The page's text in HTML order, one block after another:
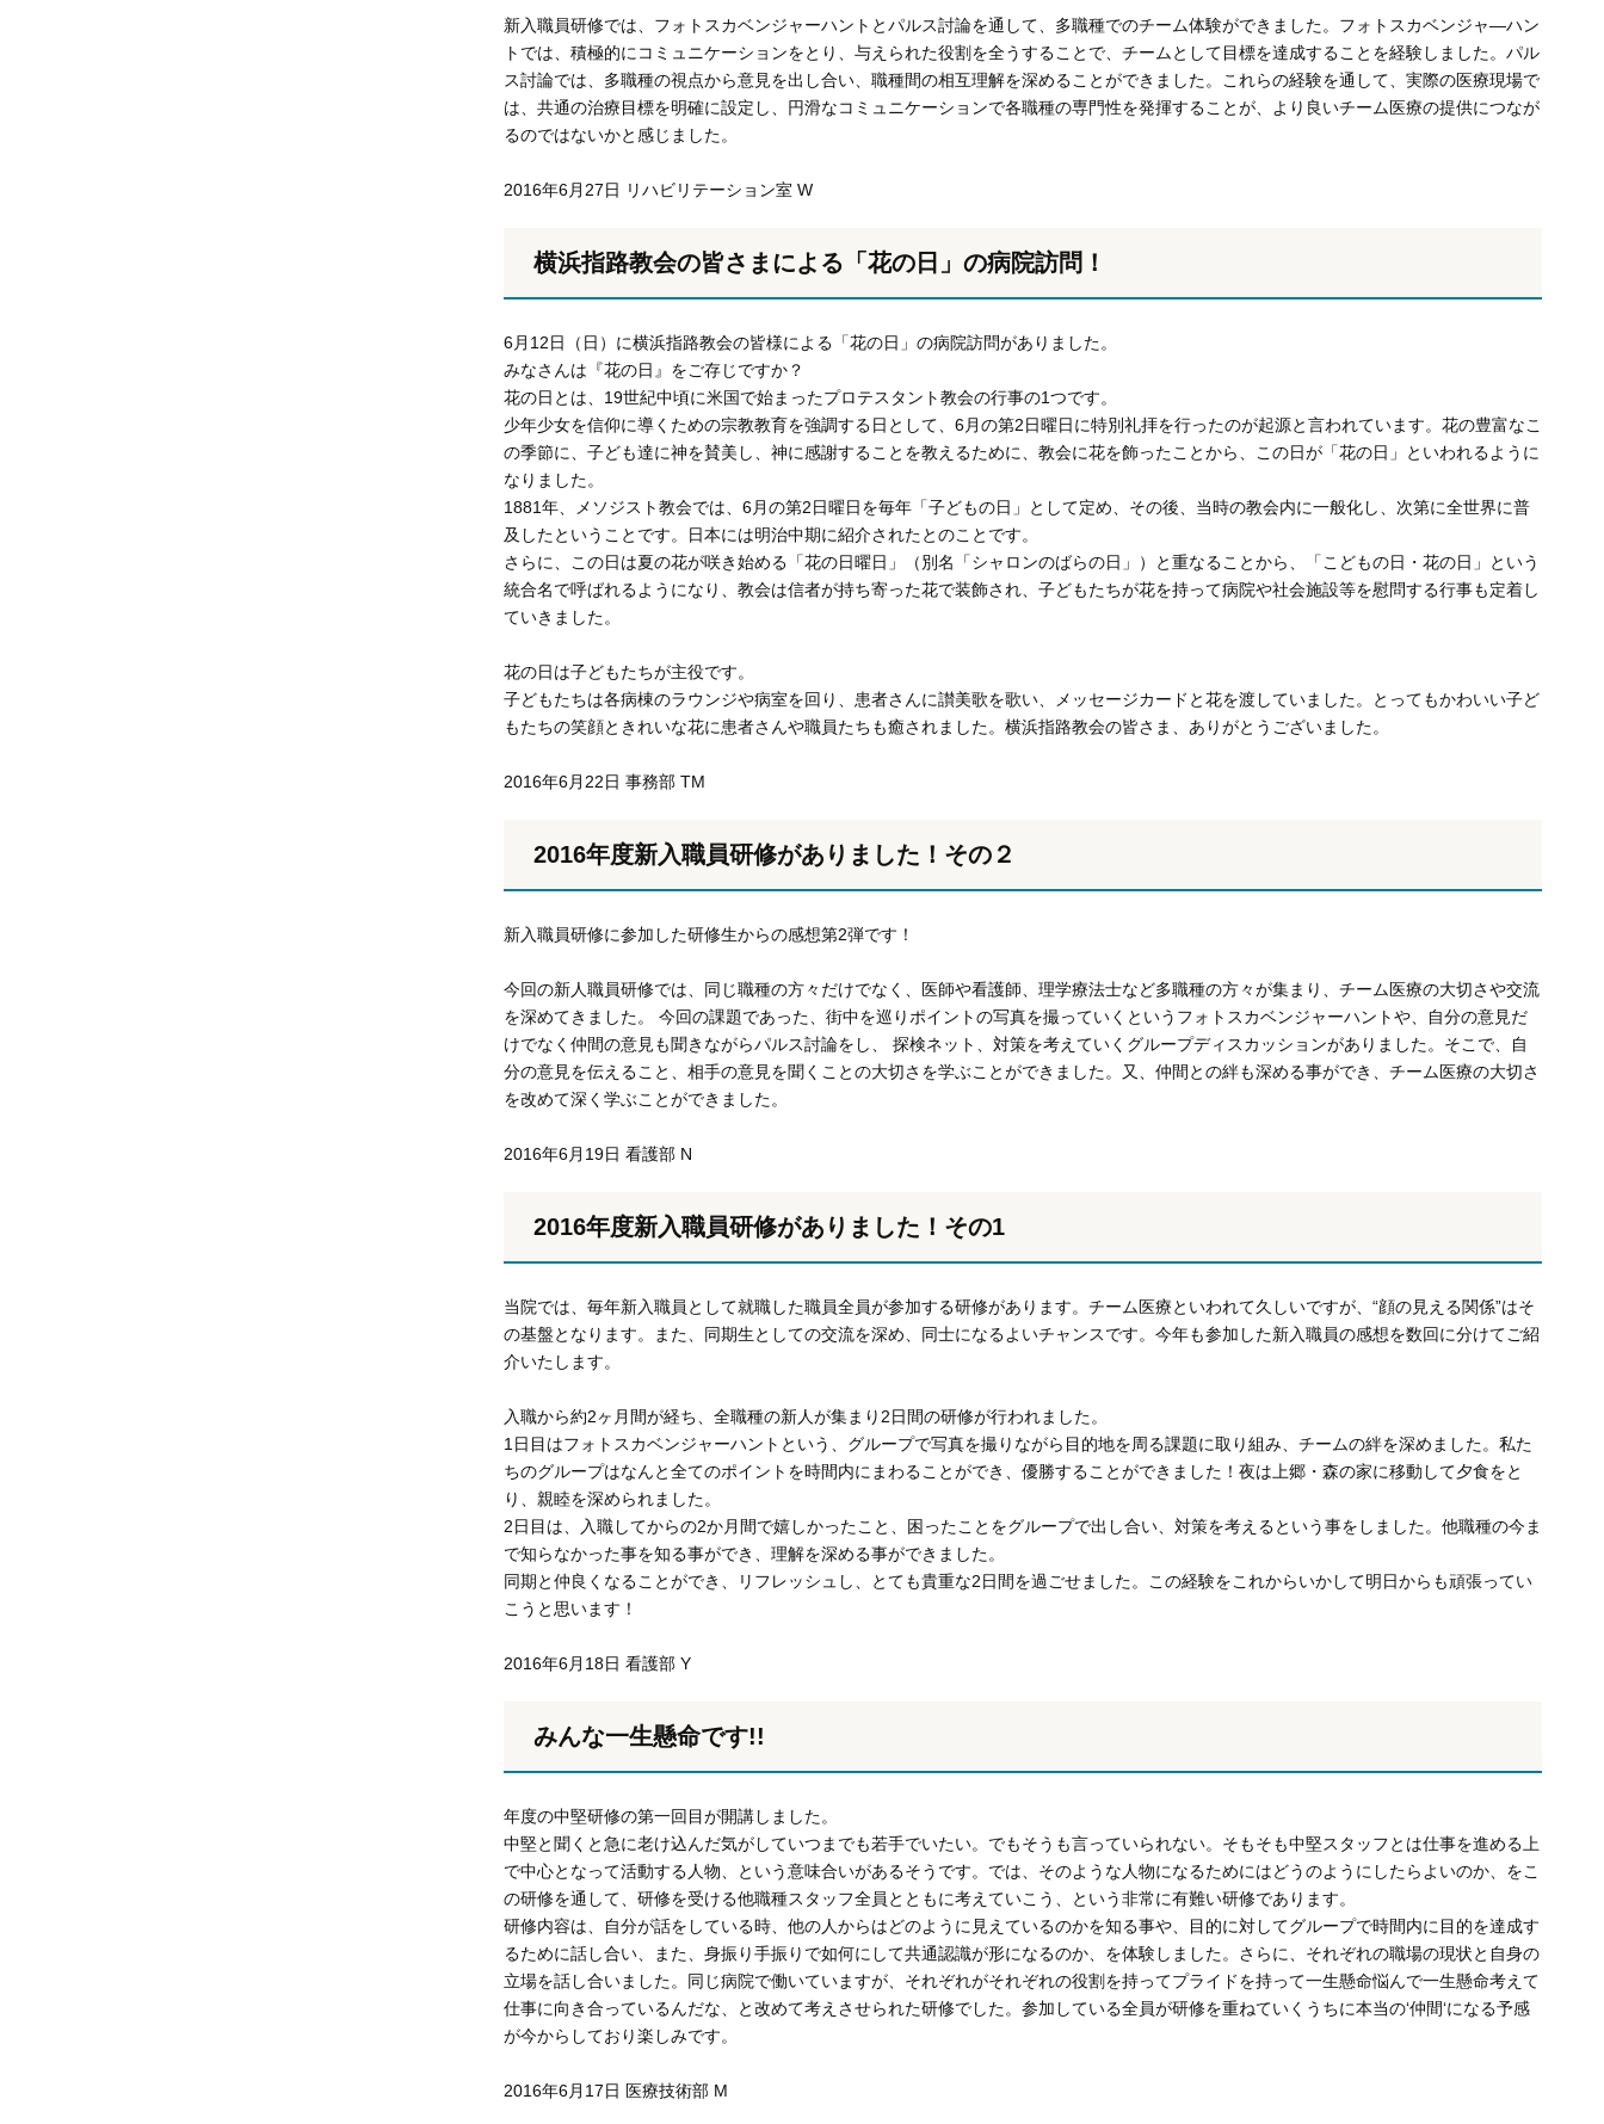
新入職員研修では、フォトスカベンジャーハントとパルス討論を通して、多職種でのチーム体験ができました。フォトスカベンジャ―ハン
トでは、積極的にコミュニケーションをとり、与えられた役割を全うすることで、チームとして目標を達成することを経験しました。パル
ス討論では、多職種の視点から意見を出し合い、職種間の相互理解を深めることができました。これらの経験を通して、実際の医療現場で
は、共通の治療目標を明確に設定し、円滑なコミュニケーションで各職種の専門性を発揮することが、より良いチーム医療の提供につなが
るのではないかと感じました。
2016年6月27日 リハビリテーション室 W
横浜指路教会の皆さまによる「花の日」の病院訪問！
6月12日（日）に横浜指路教会の皆様による「花の日」の病院訪問がありました。
みなさんは『花の日』をご存じですか？
花の日とは、19世紀中頃に米国で始まったプロテスタント教会の行事の1つです。
少年少女を信仰に導くための宗教教育を強調する日として、6月の第2日曜日に特別礼拝を行ったのが起源と言われています。花の豊富なこ
の季節に、子ども達に神を賛美し、神に感謝することを教えるために、教会に花を飾ったことから、この日が「花の日」といわれるように
なりました。
1881年、メソジスト教会では、6月の第2日曜日を毎年「子どもの日」として定め、その後、当時の教会内に一般化し、次第に全世界に普
及したということです。日本には明治中期に紹介されたとのことです。
さらに、この日は夏の花が咲き始める「花の日曜日」（別名「シャロンのばらの日」）と重なることから、「こどもの日・花の日」という
統合名で呼ばれるようになり、教会は信者が持ち寄った花で装飾され、子どもたちが花を持って病院や社会施設等を慰問する行事も定着し
ていきました。
花の日は子どもたちが主役です。
子どもたちは各病棟のラウンジや病室を回り、患者さんに讃美歌を歌い、メッセージカードと花を渡していました。とってもかわいい子ど
もたちの笑顔ときれいな花に患者さんや職員たちも癒されました。横浜指路教会の皆さま、ありがとうございました。
2016年6月22日 事務部 TM
2016年度新入職員研修がありました！その２
新入職員研修に参加した研修生からの感想第2弾です！
今回の新人職員研修では、同じ職種の方々だけでなく、医師や看護師、理学療法士など多職種の方々が集まり、チーム医療の大切さや交流
を深めてきました。 今回の課題であった、街中を巡りポイントの写真を撮っていくというフォトスカベンジャーハントや、自分の意見だ
けでなく仲間の意見も聞きながらパルス討論をし、 探検ネット、対策を考えていくグループディスカッションがありました。そこで、自
分の意見を伝えること、相手の意見を聞くことの大切さを学ぶことができました。又、仲間との絆も深める事ができ、チーム医療の大切さ
を改めて深く学ぶことができました。
2016年6月19日 看護部 N
2016年度新入職員研修がありました！その1
当院では、毎年新入職員として就職した職員全員が参加する研修があります。チーム医療といわれて久しいですが、“顔の見える関係”はそ
の基盤となります。また、同期生としての交流を深め、同士になるよいチャンスです。今年も参加した新入職員の感想を数回に分けてご紹
介いたします。
入職から約2ヶ月間が経ち、全職種の新人が集まり2日間の研修が行われました。
1日目はフォトスカベンジャーハントという、グループで写真を撮りながら目的地を周る課題に取り組み、チームの絆を深めました。私た
ちのグループはなんと全てのポイントを時間内にまわることができ、優勝することができました！夜は上郷・森の家に移動して夕食をと
り、親睦を深められました。
2日目は、入職してからの2か月間で嬉しかったこと、困ったことをグループで出し合い、対策を考えるという事をしました。他職種の今ま
で知らなかった事を知る事ができ、理解を深める事ができました。
同期と仲良くなることができ、リフレッシュし、とても貴重な2日間を過ごせました。この経験をこれからいかして明日からも頑張ってい
こうと思います！
2016年6月18日 看護部 Y
みんな一生懸命です!!
年度の中堅研修の第一回目が開講しました。
中堅と聞くと急に老け込んだ気がしていつまでも若手でいたい。でもそうも言っていられない。そもそも中堅スタッフとは仕事を進める上
で中心となって活動する人物、という意味合いがあるそうです。では、そのような人物になるためにはどうのようにしたらよいのか、をこ
の研修を通して、研修を受ける他職種スタッフ全員とともに考えていこう、という非常に有難い研修であります。
研修内容は、自分が話をしている時、他の人からはどのように見えているのかを知る事や、目的に対してグループで時間内に目的を達成す
るために話し合い、また、身振り手振りで如何にして共通認識が形になるのか、を体験しました。さらに、それぞれの職場の現状と自身の
立場を話し合いました。同じ病院で働いていますが、それぞれがそれぞれの役割を持ってプライドを持って一生懸命悩んで一生懸命考えて
仕事に向き合っているんだな、と改めて考えさせられた研修でした。参加している全員が研修を重ねていくうちに本当の‘仲間‘になる予感
が今からしており楽しみです。
2016年6月17日 医療技術部 M